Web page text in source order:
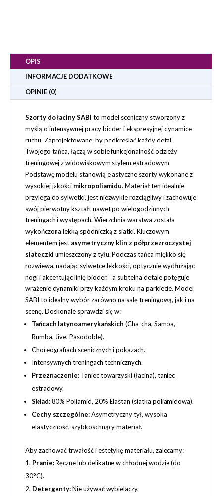
OPIS
INFORMACJE DODATKOWE
OPINIE (0)
Szorty do łaciny SABI to model sceniczny stworzony z
myślą o intensywnej pracy bioder i ekspresyjnej dynamice
ruchu. Zaprojektowane, by podkreślać każdy detal
Twojego tańca, łączą w sobie funkcjonalność odzieży
treningowej z widowiskowym stylem estradowym
Podstawę modelu stanowią elastyczne szorty wykonane z
wysokiej jakości mikropoliamidu. Materiał ten idealnie
przylega do sylwetki, jest niezwykle rozciągliwy i zachowuje
swój pierwotny kształt nawet po wielogodzinnych
treningach i występach. Wierzchnia warstwa została
wykończona lekką spódniczką z siatki. Kluczowym
elementem jest asymetryczny klin z półprzezroczystej
siateczki umieszczony z tyłu. Podczas tańca miękko się
rozwiewa, nadając sylwetce lekkości, optycznie wydłużając
nogi i akcentując linię bioder. Ta subtelna detale potęguje
wrażenie dynamiki przy każdym kroku na parkiecie. Model
SABI to idealny wybór zarówno na salę treningową, jak i na
scenę. Doskonale sprawdzi się w:
Tańcach latynoamerykańskich (Cha-cha, Samba,
Rumba, Jive, Pasodoble).
Choreografiach scenicznych i pokazach.
Intensywnych treningach technicznych.
Przeznaczenie: Taniec towarzyski (łacina), taniec
estradowy.
Skład:80% Poliamid, 20% Elastan (siatka poliamidowa).
Cechy szczególne:Asymetryczny tył, wysoka
elastyczność, szybkoschnący materiał.
Aby zachować trwałość i estetykę materiału, zalecamy:
Pranie:Ręczne lub delikatne w chłodnej wodzie (do
30°C).
Detergenty:Nie używać wybielaczy.